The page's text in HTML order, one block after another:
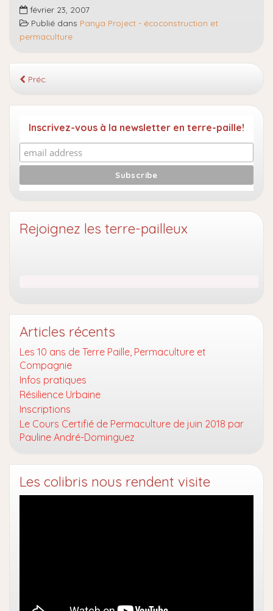
février 23, 2007
Publié dans Panya Project - écoconstruction et
permaculture
Préc.
Inscrivez-vous à la newsletter en terre-paille!
Rejoignez les terre-pailleux
Articles récents
Les 10 ans de Terre Paille, Permaculture et
Compagnie
Infos pratiques
Résilience Urbaine
Inscriptions
Le Cours Certifié de Permaculture de juin 2018 par
Pauline André-Dominguez
Les colibris nous rendent visite